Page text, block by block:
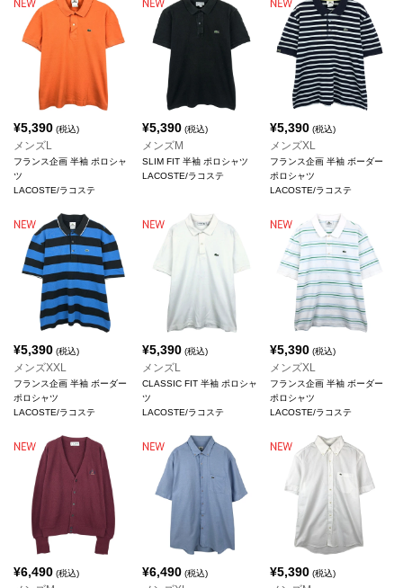
¥5,390 (税込)
メンズL
フランス企画 半袖 ポロシャ
ツ
LACOSTE/ラコステ
¥5,390(税込)
メンズM
SLIM FIT 半袖 ポロシャツ
LACOSTE/ラコステ
¥5,390 (税込)
メンズXL
フランス企画 半袖 ボーダー
ポロシャツ
LACOSTE/ラコステ
¥5,390 (税込)
メンズXXL
フランス企画 半袖 ボーダー
ポロシャツ
LACOSTE/ラコステ
¥5,390(税込)
メンズL
CLASSIC FIT 半袖 ポロシャ
ツ
LACOSTE/ラコステ
¥5,390 (税込)
メンズXL
フランス企画 半袖 ボーダー
ポロシャツ
LACOSTE/ラコステ
¥6,490 (税込) ¥6,490(税込) ¥5,390 (税込)